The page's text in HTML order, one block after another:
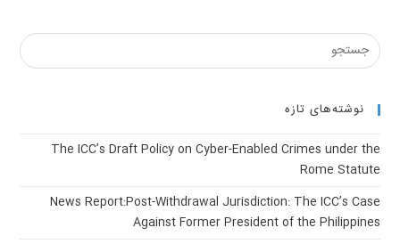
نوشته‌های تازه
The ICC’s Draft Policy on Cyber-Enabled Crimes under the
Rome Statute
News Report:Post-Withdrawal Jurisdiction: The ICC’s Case
Against Former President of the Philippines